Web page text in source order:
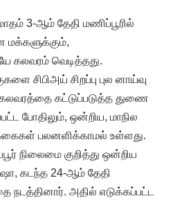
3-ஆம் தேதி மணிப்பூரில்
மக்களுக்கும்,
கலவரம் வெடித்தது.
சிபிஅய் சிறப்பு புல னாய்வு
கலவரத்தை கட்டுப்படுத்த துணை
போதிலும், ஒன்றிய, மாநில
பலனளிக்காமல் உள்ளது.
நிலைமை குறித்து ஒன்றிய
கடந்த 24-ஆம் தேதி
அதில் எடுக்கப்பட்ட